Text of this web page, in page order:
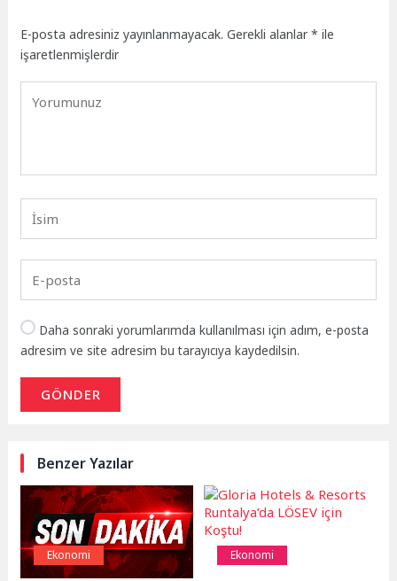
E-posta adresiniz yayınlanmayacak. Gerekli alanlar* ile
işaretlenmişlerdir
Daha sonraki yorumlarımda kullanılması için adım, e-posta
adresim ve site adresim bu tarayıcıya kaydedilsin.
GÖNDER
Benzer Yazılar
Ekonomi Ekonomi